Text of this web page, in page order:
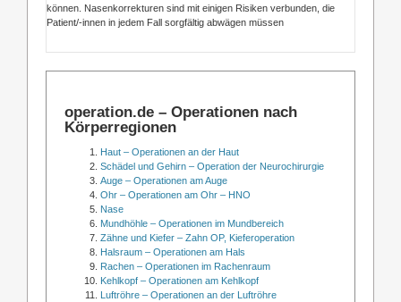
können. Nasenkorrekturen sind mit einigen Risiken verbunden, die
Patient/-innen in jedem Fall sorgfältig abwägen müssen
operation.de – Operationen nach
Körperregionen
Haut – Operationen an der Haut
Schädel und Gehirn – Operation der Neurochirurgie
Auge – Operationen am Auge
Ohr – Operationen am Ohr – HNO
Nase
Mundhöhle – Operationen im Mundbereich
Zähne und Kiefer – Zahn OP, Kieferoperation
Halsraum – Operationen am Hals
Rachen – Operationen im Rachenraum
Kehlkopf – Operationen am Kehlkopf
Luftröhre – Operationen an der Luftröhre